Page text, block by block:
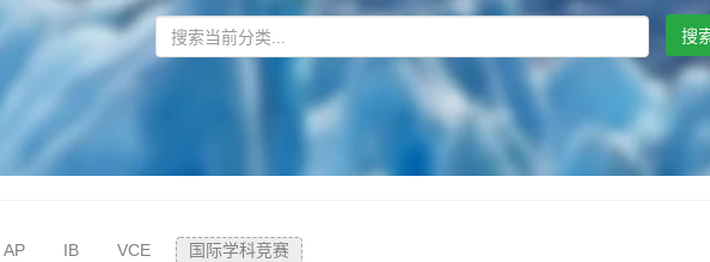
搜
AP IB VCE 国际学科竞赛